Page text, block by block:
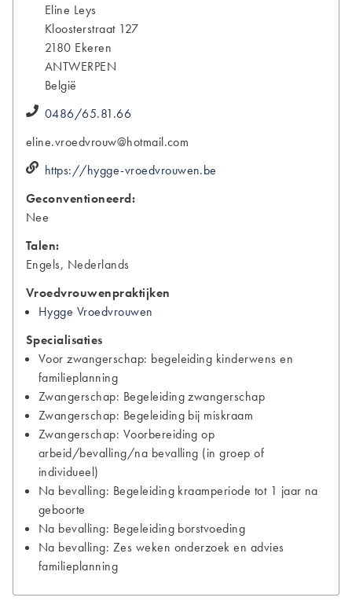
Eline Leys
Kloosterstraat 127
2180 Ekeren
ANTWERPEN
België
0486/65.81.66
eline.vroedvrouw@hotmail.com
https://hygge-vroedvrouwen.be
Geconventioneerd:
Nee
Talen:
Engels, Nederlands
Vroedvrouwenpraktijken
Hygge Vroedvrouwen
Specialisaties
Voor zwangerschap: begeleiding kinderwens en
familieplanning
Zwangerschap: Begeleiding zwangerschap
Zwangerschap: Begeleiding bij miskraam
Zwangerschap: Voorbereiding op
arbeid/bevalling/na bevalling (in groep of
individueel)
Na bevalling: Begeleiding kraamperiode tot 1 jaar na
geboorte
Na bevalling: Begeleiding borstvoeding
Na bevalling: Zes weken onderzoek en advies
familieplanning